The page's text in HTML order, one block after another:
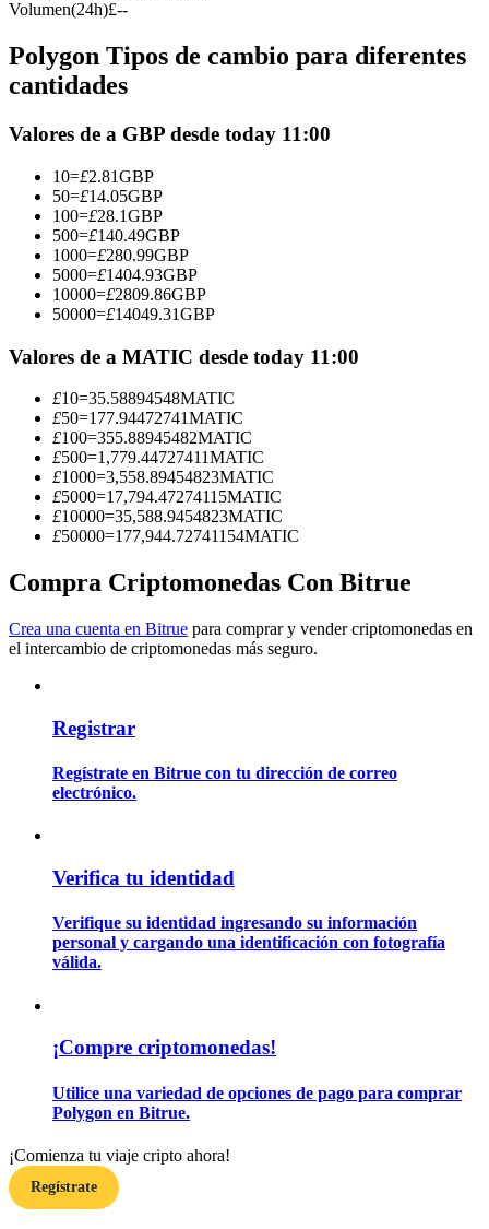
Únete a los mejores traders
Conviértete en un Trader de Copia
Análisis de big data que incluye información comercial, etc.
Aprenda cómo mantenerse rentable
Volumen(24h)£--
Polygon Tipos de cambio para diferentes
cantidades
Valores de a GBP desde today 11:00
10=£2.81GBP
50=£14.05GBP
100=£28.1GBP
500=£140.49GBP
1000=£280.99GBP
5000=£1404.93GBP
10000=£2809.86GBP
50000=£14049.31GBP
Valores de a MATIC desde today 11:00
£10=35.58894548MATIC
£50=177.94472741MATIC
£100=355.88945482MATIC
£500=1,779.44727411MATIC
£1000=3,558.89454823MATIC
£5000=17,794.47274115MATIC
£10000=35,588.9454823MATIC
£50000=177,944.72741154MATIC
Compra Criptomonedas Con Bitrue
Crea una cuenta en Bitrue para comprar y vender criptomonedas en
el intercambio de criptomonedas más seguro.
Registrar
Regístrate en Bitrue con tu dirección de correo
electrónico.
Verifica tu identidad
Verifique su identidad ingresando su información
personal y cargando una identificación con fotografía
válida.
¡Compre criptomonedas!
Utilice una variedad de opciones de pago para comprar
Polygon en Bitrue.
¡Comienza tu viaje cripto ahora!
Regístrate